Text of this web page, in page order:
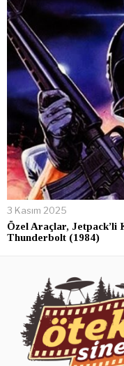
3 Kasım 2025
Özel Araçlar, Jetpack’li
Thunderbolt (1984)